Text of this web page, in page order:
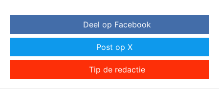
Deel op Facebook
Post op X
Tip de redactie